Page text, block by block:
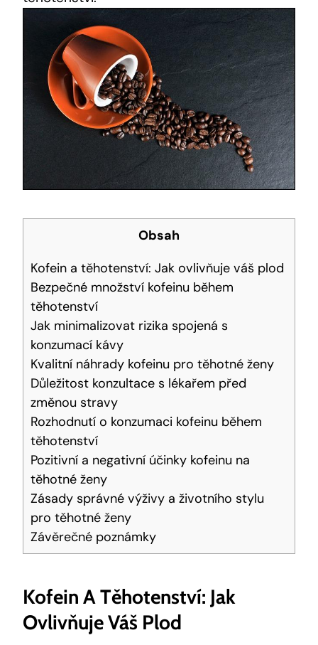
Obsah
Kofein a ⁣těhotenství:‌ Jak ovlivňuje váš plod
Bezpečné množství kofeinu během⁣
těhotenství
Jak minimalizovat rizika spojená ‍s
konzumací kávy
Kvalitní​ náhrady kofeinu pro těhotné ženy
Důležitost konzultace s lékařem před
změnou stravy
Rozhodnutí‍ o konzumaci kofeinu během
těhotenství
Pozitivní a negativní ‍účinky kofeinu na
těhotné ženy
Zásady ⁣správné výživy a životního ​stylu
pro těhotné⁣ ženy
Závěrečné poznámky
Kofein A ⁣těhotenství:‌ Jak
Ovlivňuje Váš Plod